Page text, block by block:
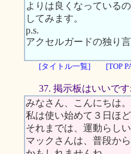
よりは良くなっている
してみます。
p.s.
アクセルガードの独り
[タイトル一覧] [TOP
37. 掲示板はいいで
みなさん、こんにちは。
私は使い始めて３日ほ
それまでは、運動らし
マックさんは、普段か